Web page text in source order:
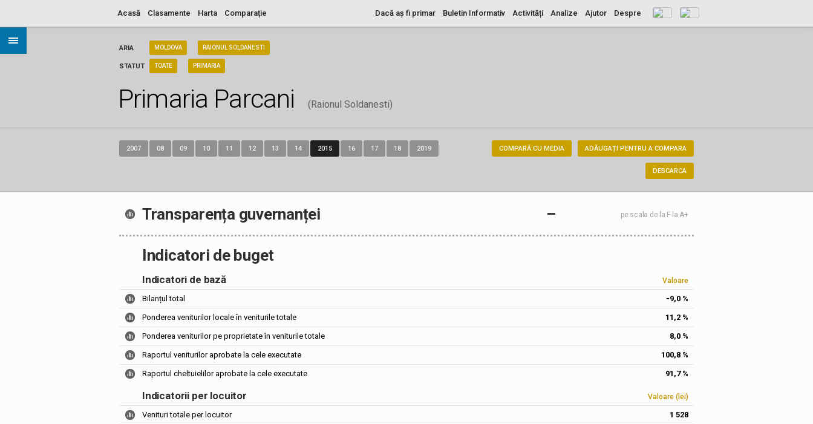
Acasă Despre
Clasamente Ajutor
Analize
Harta Activități
Buletin Informativ
Comparație Dacă aș fi primar
ARIA
STATUT
MOLDOVA RAIONUL SOLDANESTI
TOATE PRIMARIA
Primaria Parcani (Raionul Soldanesti)
2007 08 09 10 11 12 13 14 2015 16 17 18 2019 ADĂUGAȚI PENTRU A COMPARA
COMPARĂ CU MEDIA
DESCARCA
Transparența guvernanței – pe scala de la F la A+
Indicatori de buget
Indicatori de bază Valoare
Bilanțul total -9,0 %
Ponderea veniturilor locale în veniturile totale 11,2 %
Ponderea veniturilor pe proprietate în veniturile totale 8,0 %
Raportul veniturilor aprobate la cele executate 100,8 %
Raportul cheltuielilor aprobate la cele executate 91,7 %
Indicatorii per locuitor Valoare (lei)
Venituri totale per locuitor 1 528